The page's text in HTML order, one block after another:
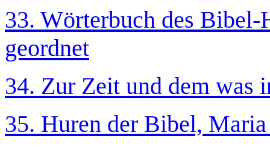
33. Wörterbuch des Bibel-
geordnet
34. Zur Zeit und dem was
35. Huren der Bibel,